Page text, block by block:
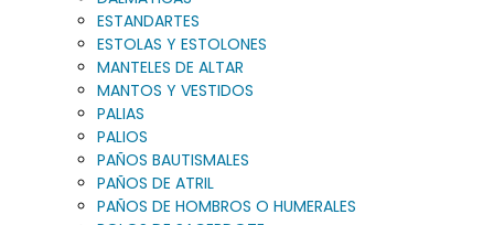
ESTANDARTES
ESTOLAS Y ESTOLONES
MANTELES DE ALTAR
MANTOS Y VESTIDOS
PALIAS
PALIOS
PAÑOS BAUTISMALES
PAÑOS DE ATRIL
PAÑOS DE HOMBROS O HUMERALES